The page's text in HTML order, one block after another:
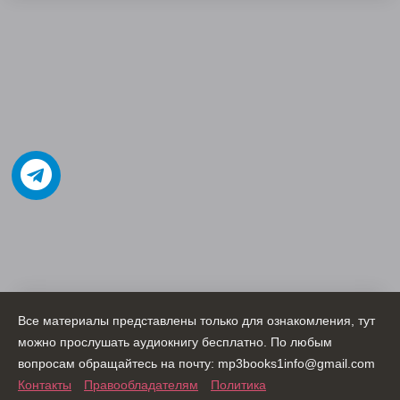
Все материалы представлены только для ознакомления, тут
можно прослушать аудиокнигу бесплатно. По любым
вопросам обращайтесь на почту: mp3books1info@gmail.com
Контакты
Правообладателям
Политика